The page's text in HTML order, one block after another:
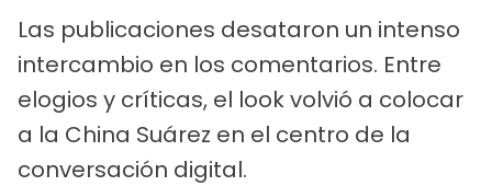
Las publicaciones desataron un intenso
intercambio en los comentarios. Entre
elogios y críticas, el look volvió a colocar
a la China Suárez en el centro de la
conversación digital.